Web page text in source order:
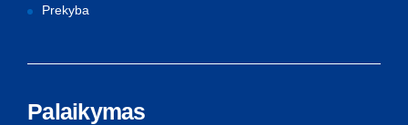
Prekyba
Palaikymas